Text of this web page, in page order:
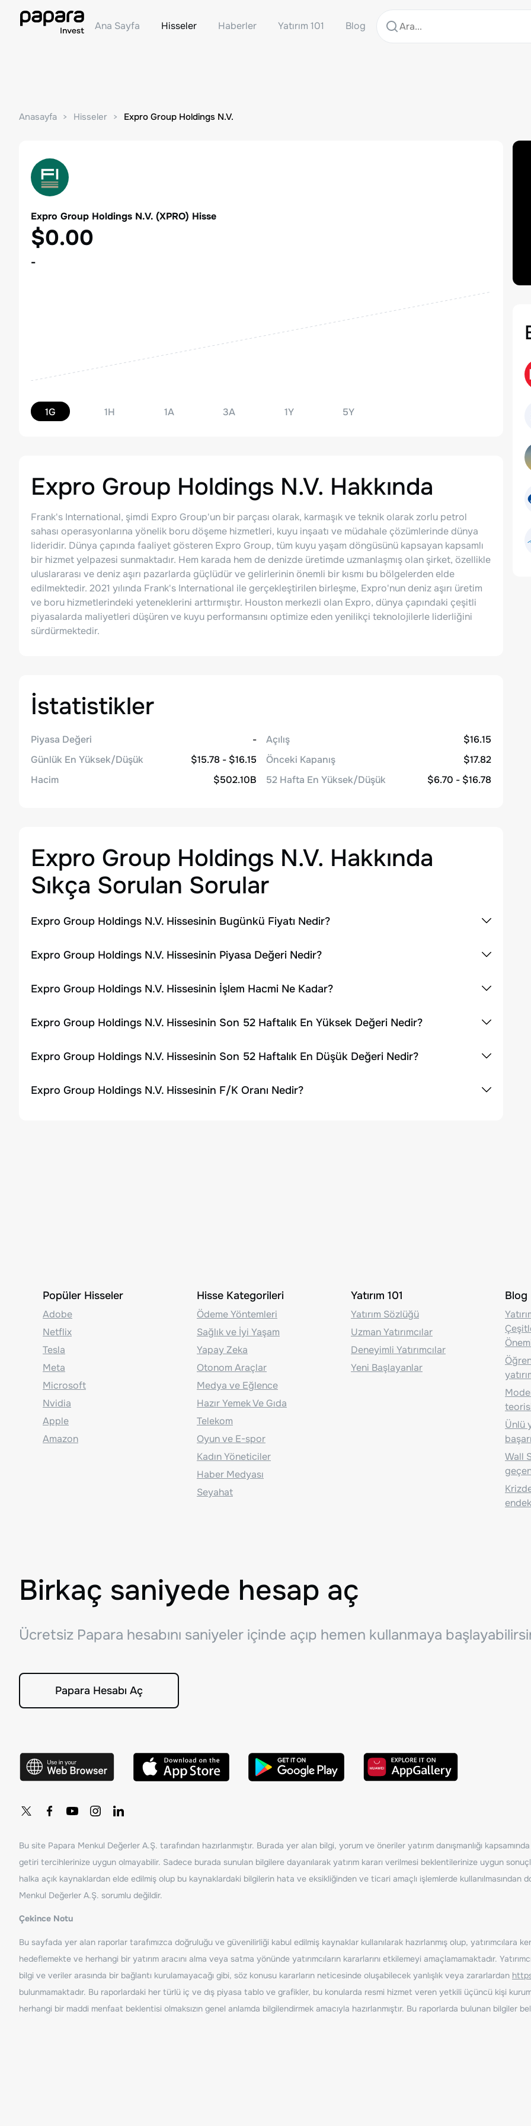
Ana Sayfa Hisseler Haberler Yatırım 101 Blog
Anasayfa Hisseler Expro Group Holdings N.V.
Expro Group Holdings N.V. (XPRO) Hisse
$0.00
-
1G 1H 1A 3A 1Y 5Y
Expro Group Holdings N.V. Hakkında
Frank's International, şimdi Expro Group'un bir parçası olarak, karmaşık ve teknik olarak zorlu petrol
sahası operasyonlarına yönelik boru döşeme hizmetleri, kuyu inşaatı ve müdahale çözümlerinde dünya
lideridir. Dünya çapında faaliyet gösteren Expro Group, tüm kuyu yaşam döngüsünü kapsayan kapsamlı
bir hizmet yelpazesi sunmaktadır. Hem karada hem de denizde üretimde uzmanlaşmış olan şirket, özellikle
uluslararası ve deniz aşırı pazarlarda güçlüdür ve gelirlerinin önemli bir kısmı bu bölgelerden elde
edilmektedir. 2021 yılında Frank's International ile gerçekleştirilen birleşme, Expro'nun deniz aşırı üretim
ve boru hizmetlerindeki yeteneklerini arttırmıştır. Houston merkezli olan Expro, dünya çapındaki çeşitli
piyasalarda maliyetleri düşüren ve kuyu performansını optimize eden yenilikçi teknolojilerle liderliğini
sürdürmektedir.
İstatistikler
Piyasa Değeri
-
Günlük En Yüksek/Düşük
$15.78 - $16.15
Hacim
$502.10B
Açılış
$16.15
Önceki Kapanış
$17.82
52 Hafta En Yüksek/Düşük
$6.70 - $16.78
Expro Group Holdings N.V. Hakkında
Sıkça Sorulan Sorular
Expro Group Holdings N.V. Hissesinin Bugünkü Fiyatı Nedir?
Expro Group Holdings N.V. Hissesinin Piyasa Değeri Nedir?
Expro Group Holdings N.V. Hissesinin İşlem Hacmi Ne Kadar?
Expro Group Holdings N.V. Hissesinin Son 52 Haftalık En Yüksek Değeri Nedir?
Expro Group Holdings N.V. Hissesinin Son 52 Haftalık En Düşük Değeri Nedir?
Expro Group Holdings N.V. Hissesinin F/K Oranı Nedir?
Popüler Hisseler
Adobe
Netflix
Tesla
Meta
Microsoft
Nvidia
Apple
Amazon
Hisse Kategorileri
Ödeme Yöntemleri
Sağlık ve İyi Yaşam
Yapay Zeka
Otonom Araçlar
Medya ve Eğlence
Hazır Yemek Ve Gıda
Telekom
Oyun ve E-spor
Kadın Yöneticiler
Haber Medyası
Seyahat
Yatırım 101
Yatırım Sözlüğü
Uzman Yatırımcılar
Deneyimli Yatırımcılar
Yeni Başlayanlar
Blog
Ünlü
Wall
Birkaç saniyede hesap aç
Ücretsiz Papara hesabını saniyeler içinde açıp hemen kullanmaya
Papara Hesabı Aç
Bu site Papara Menkul Değerler A.Ş. tarafından hazırlanmıştır. Burada yer alan bilgi, yorum ve öneriler yatırım danışmanlığı
getiri tercihlerinize uygun olmayabilir. Sadece burada sunulan bilgilere dayanılarak yatırım kararı verilmesi beklentilerinize uygun
halka açık kaynaklardan elde edilmiş olup bu kaynaklardaki bilgilerin hata ve eksikliğinden ve ticari amaçlı işlemlerde
Menkul Değerler A.Ş. sorumlu değildir.
Çekince Notu
Bu sayfada yer alan raporlar tarafımızca doğruluğu ve güvenilirliği kabul edilmiş kaynaklar kullanılarak hazırlanmış olup, yatırımcılara
hedeflemekte ve herhangi bir yatırım aracını alma veya satma yönünde yatırımcıların kararlarını etkilemeyi amaçlamamaktadır.
bilgi ve veriler arasında bir bağlantı kurulamayacağı gibi, söz konusu kararların neticesinde oluşabilecek yanlışlık veya zararlardan
bulunmamaktadır. Bu raporlardaki her türlü iç ve dış piyasa tablo ve grafikler, bu konularda resmi hizmet veren yetkili üçüncü kişi
herhangi bir maddi menfaat beklentisi olmaksızın genel anlamda bilgilendirmek amacıyla hazırlanmıştır. Bu raporlarda bulunan bilgiler